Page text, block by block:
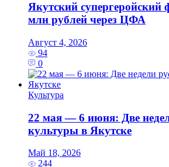
Якутский супергеройский
млн рублей через ЦФА
Август 4, 2026
94
0
Культура
22 мая — 6 июня: Две
культуры в Якутске
Май 18, 2026
244